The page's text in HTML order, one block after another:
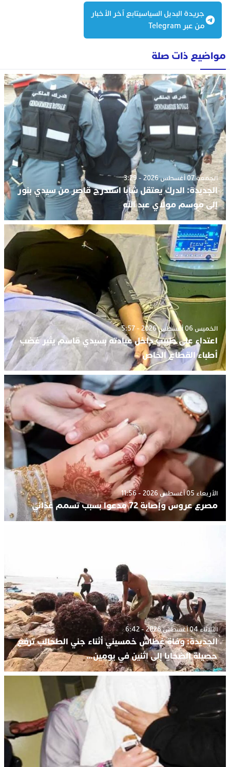
جريدة البديل السياسيتابع آخر الأخبار
من عبر Telegram
مواضيع ذات صلة
الجمعة 07 أغسطس 2026 - 3:29
الجديدة: الدرك يعتقل شابا استدرج قاصر من سيدي بنور
إلى موسم مولاي عبد الله
الخميس 06 أغسطس 2026 - 5:57
اعتداء على طبيب داخل عيادته بسيدي قاسم يثير غضب
أطباء القطاع الخاص
الأربعاء 05 أغسطس 2026 - 11:56
مصرع عروس وإصابة 72 مدعوا بسبب تسمم غذائي
الثلاثاء 04 أغسطس 2026 - 6:42
الجديدة: وفاة غطاس خمسيني أثناء جني الطحالب ترفع
حصيلة الضحايا إلى اثنين في يومين…